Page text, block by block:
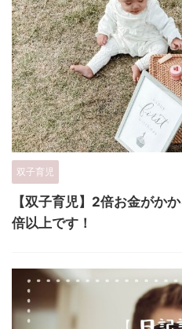
双子育児
【双子育児】2倍お金がか
倍以上です！